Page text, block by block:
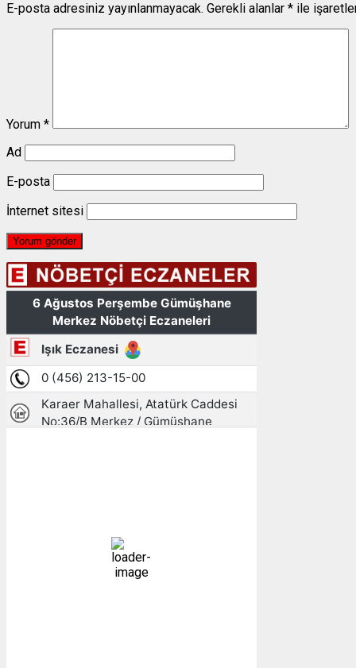
E-posta adresiniz yayınlanmayacak. Gerekli alanlar * ile
Yorum *
Ad
E-posta
İnternet sitesi
66 %
1011 mb